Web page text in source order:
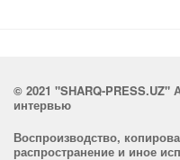
© 2021 "SHARQ-
интервью
Воспроизводство,
распространение и иное